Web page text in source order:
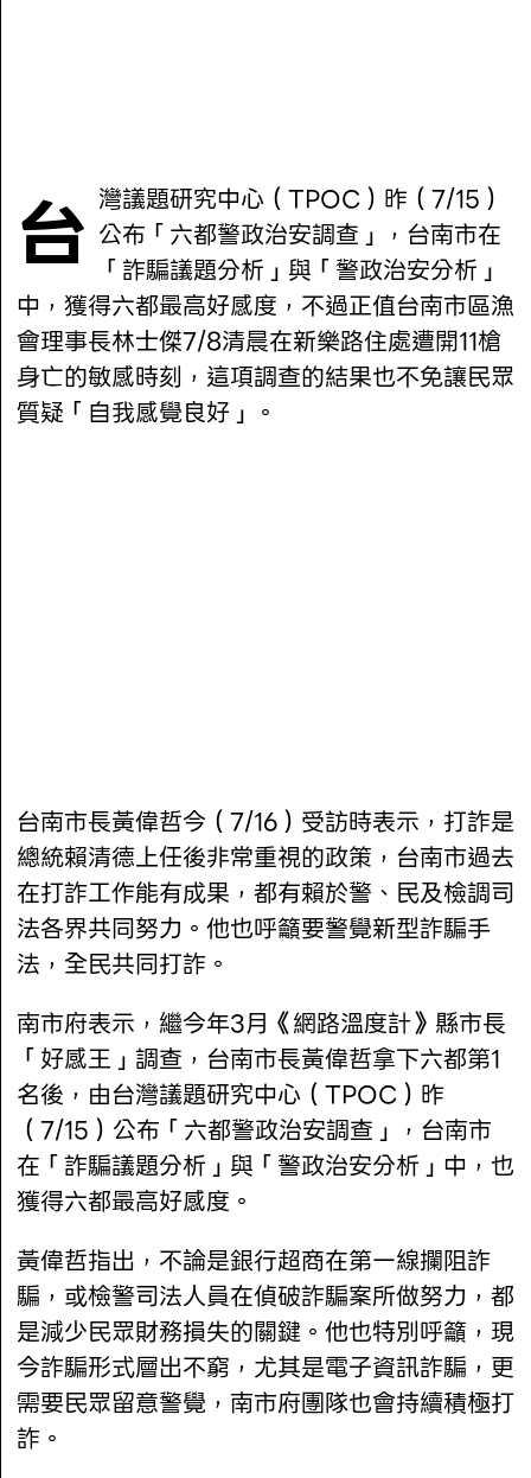
台灣議題研究中心（TPOC）昨（7/15） 公布「六都警政治安調查」，台南市在
「詐騙議題分析」與「警政治安分析」
中，獲得六都最高好感度，不過正值台南市區漁
會理事長林士傑7/8清晨在新樂路住處遭開11槍
身亡的敏感時刻，這項調查的結果也不免讓民眾
質疑「自我感覺良好」。
台南市長黃偉哲今（7/16）受訪時表示，打詐是
總統賴清德上任後非常重視的政策，台南市過去
在打詐工作能有成果，都有賴於警、民及檢調司
法各界共同努力。他也呼籲要警覺新型詐騙手
法，全民共同打詐。
南市府表示，繼今年3月《網路溫度計》縣市長
「好感王」調查，台南市長黃偉哲拿下六都第1
名後，由台灣議題研究中心（TPOC）昨
（7/15）公布「六都警政治安調查」，台南市
在「詐騙議題分析」與「警政治安分析」中，也
獲得六都最高好感度。
黃偉哲指出，不論是銀行超商在第一線攔阻詐
騙，或檢警司法人員在偵破詐騙案所做努力，都
是減少民眾財務損失的關鍵。他也特別呼籲，現
今詐騙形式層出不窮，尤其是電子資訊詐騙，更
需要民眾留意警覺，南市府團隊也會持續積極打
詐。